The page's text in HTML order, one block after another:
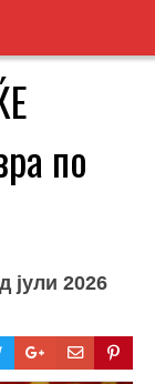
по
јули 2026